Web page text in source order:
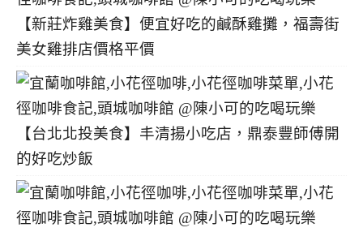
【新莊炸雞美食】便宜好吃的鹹酥雞攤，福壽街
美女雞排店價格平價
【台北北投美食】丰清揚小吃店，鼎泰豐師傅開
的好吃炒飯